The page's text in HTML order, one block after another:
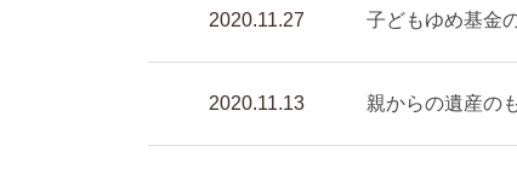
2020.11.27 子どもゆめ基金
2020.11.13 親からの遺産の